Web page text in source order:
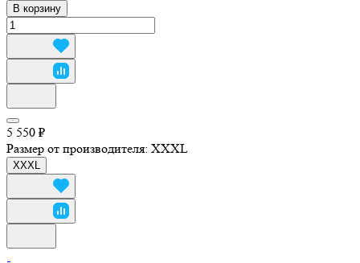
В корзину
5 550 ₽
Размер от производителя: XXXL
XXXL